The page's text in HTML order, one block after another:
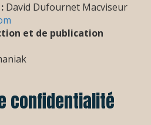
David Dufournet Macviseur
et de publication
confidentialité